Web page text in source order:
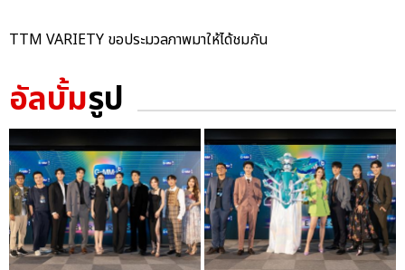
TTM VARIETY ขอประมวลภาพมาให้ได้ชมกัน
อัลบั้มรูป